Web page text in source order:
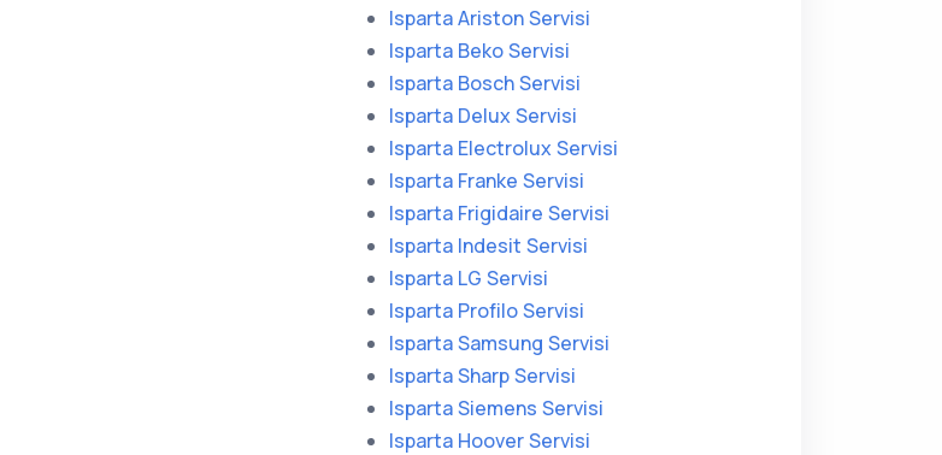
Isparta Ariston Servisi
Isparta Beko Servisi
Isparta Bosch Servisi
Isparta Delux Servisi
Isparta Electrolux Servisi
Isparta Franke Servisi
Isparta Frigidaire Servisi
Isparta Indesit Servisi
Isparta LG Servisi
Isparta Profilo Servisi
Isparta Samsung Servisi
Isparta Sharp Servisi
Isparta Siemens Servisi
Isparta Hoover Servisi